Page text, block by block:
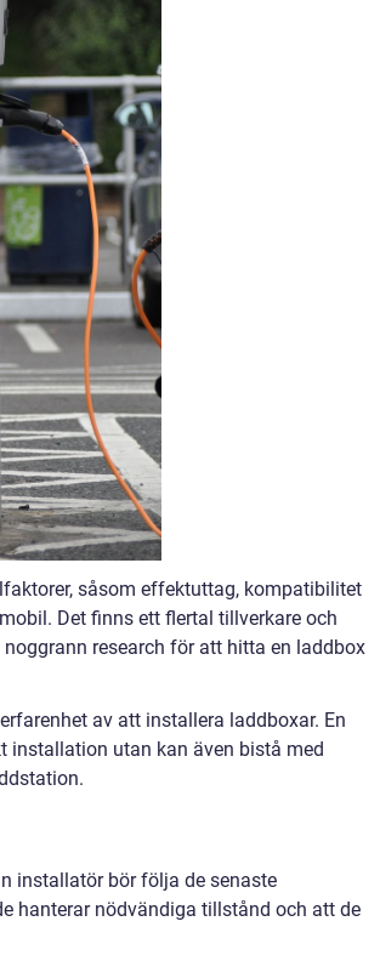
såsom effektuttag, kompatibilitet
Det finns ett flertal tillverkare och
research för att hitta en laddbox
av att installera laddboxar. En
installation utan kan även bistå med
installatör bör följa de senaste
hanterar nödvändiga tillstånd och att de